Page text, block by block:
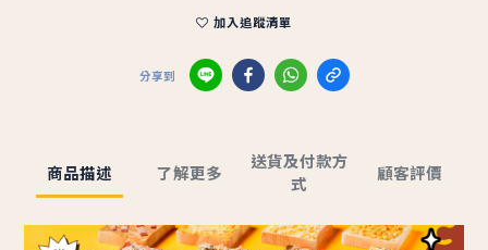
加入追蹤清單
分享到
商品描述 了解更多
送貨及付款方
式
顧客評價